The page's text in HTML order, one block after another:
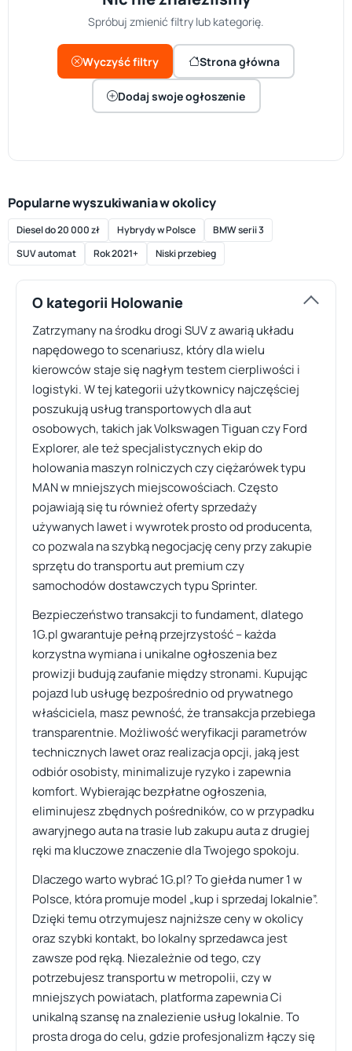
Spróbuj zmienić filtry lub kategorię.
Wyczyść filtry Strona główna
Dodaj swoje ogłoszenie
Popularne wyszukiwania w okolicy
Diesel do 20 000 zł Hybrydy w Polsce
BMW serii 3
SUV automat
Rok 2021+ Niski przebieg
O kategorii Holowanie
Zatrzymany na środku drogi SUV z awarią układu
napędowego to scenariusz, który dla wielu
kierowców staje się nagłym testem cierpliwości i
logistyki. W tej kategorii użytkownicy najczęściej
poszukują usług transportowych dla aut
osobowych, takich jak Volkswagen Tiguan czy Ford
Explorer, ale też specjalistycznych ekip do
holowania maszyn rolniczych czy ciężarówek typu
MAN w mniejszych miejscowościach. Często
pojawiają się tu również oferty sprzedaży
używanych lawet i wywrotek prosto od producenta,
co pozwala na szybką negocjację ceny przy zakupie
sprzętu do transportu aut premium czy
samochodów dostawczych typu Sprinter.
Bezpieczeństwo transakcji to fundament, dlatego
1G.pl gwarantuje pełną przejrzystość – każda
korzystna wymiana i unikalne ogłoszenia bez
prowizji budują zaufanie między stronami. Kupując
pojazd lub usługę bezpośrednio od prywatnego
właściciela, masz pewność, że transakcja przebiega
transparentnie. Możliwość weryfikacji parametrów
technicznych lawet oraz realizacja opcji, jaką jest
odbiór osobisty, minimalizuje ryzyko i zapewnia
komfort. Wybierając bezpłatne ogłoszenia,
eliminujesz zbędnych pośredników, co w przypadku
awaryjnego auta na trasie lub zakupu auta z drugiej
ręki ma kluczowe znaczenie dla Twojego spokoju.
Dlaczego warto wybrać 1G.pl? To giełda numer 1 w
Polsce, która promuje model „kup i sprzedaj lokalnie”.
Dzięki temu otrzymujesz najniższe ceny w okolicy
oraz szybki kontakt, bo lokalny sprzedawca jest
zawsze pod ręką. Niezależnie od tego, czy
potrzebujesz transportu w metropolii, czy w
mniejszych powiatach, platforma zapewnia Ci
unikalną szansę na znalezienie usług lokalnie. To
prosta droga do celu, gdzie profesjonalizm łączy się